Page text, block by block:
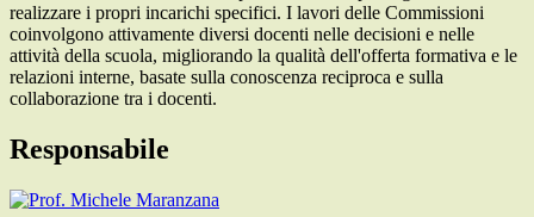
realizzare i propri incarichi specifici. I lavori delle Commissioni
coinvolgono attivamente diversi docenti nelle decisioni e nelle
attività della scuola, migliorando la qualità dell'offerta formativa e le
relazioni interne, basate sulla conoscenza reciproca e sulla
collaborazione tra i docenti.
Responsabile